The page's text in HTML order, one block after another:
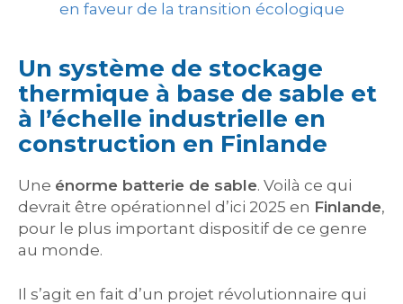
en faveur de la transition écologique
Un système de stockage
thermique à base de sable et
à l’échelle industrielle en
construction en Finlande
Une énorme batterie de sable. Voilà ce qui
devrait être opérationnel d’ici 2025 en Finlande,
pour le plus important dispositif de ce genre
au monde.
Il s’agit en fait d’un projet révolutionnaire qui